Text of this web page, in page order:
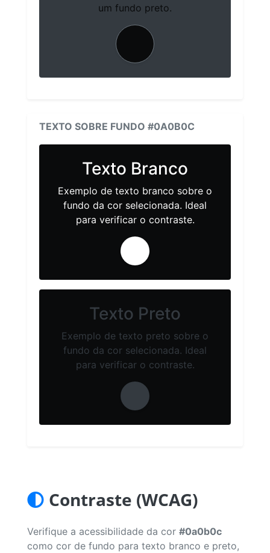
um fundo preto.
TEXTO SOBRE FUNDO #0A0B0C
Texto Branco
Exemplo de texto branco sobre o
fundo da cor selecionada. Ideal
para verificar o contraste.
Texto Preto
Exemplo de texto preto sobre o
fundo da cor selecionada. Ideal
para verificar o contraste.
Contraste (WCAG)
Verifique a acessibilidade da cor #0a0b0c
como cor de fundo para texto branco e preto,